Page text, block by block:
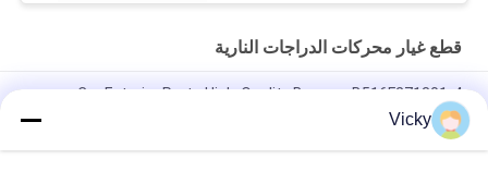
قطع غيار محركات الدراجات النارية
Car Exterior Parts High-Quality Bumper B516F271301-4
CHANAN OSHAN​ Z6 Starry White
محرك بداية هوندا EX5 قطع غيار محرك دراجة نارية رخيصة بالجملة مع
Vicky